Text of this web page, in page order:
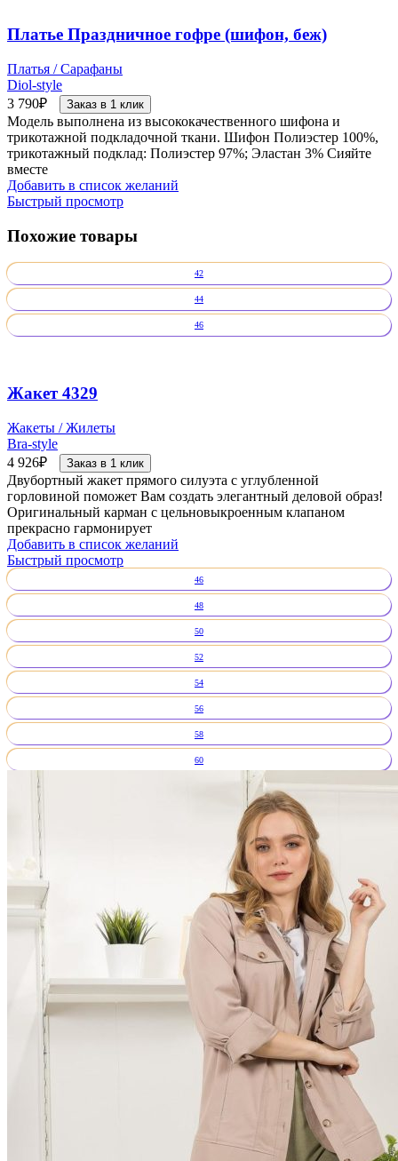
Платье Праздничное гофре (шифон, беж)
Платья / Сарафаны
Diol-style
3 790₽ Заказ в 1 клик
Модель выполнена из высококачественного шифона и
трикотажной подкладочной ткани. Шифон Полиэстер 100%,
трикотажный подклад: Полиэстер 97%; Эластан 3% Сияйте
вместе
Добавить в список желаний
Быстрый просмотр
Похожие товары
42
44
46
Жакет 4329
Жакеты / Жилеты
Bra-style
4 926₽ Заказ в 1 клик
Двубортный жакет прямого силуэта с углубленной
горловиной поможет Вам создать элегантный деловой образ!
Оригинальный карман с цельновыкроенным клапаном
прекрасно гармонирует
Добавить в список желаний
Быстрый просмотр
46
48
50
52
54
56
58
60